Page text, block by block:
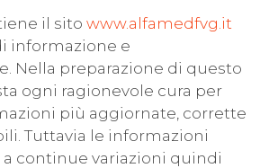
il sitowww.alfamedfvg.it
informazione e
Nella preparazione di questo
ogni ragionevole cura per
più aggiornate, corrette
Tuttavia le informazioni
continue variazioni quindi